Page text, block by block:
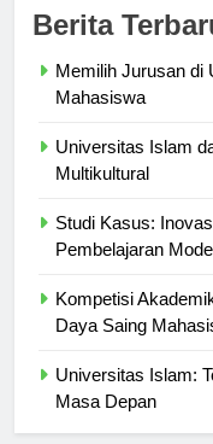
Memilih Jurusan di
Universitas Islam
Studi Kasus:
Kompetisi
Universitas Islam: